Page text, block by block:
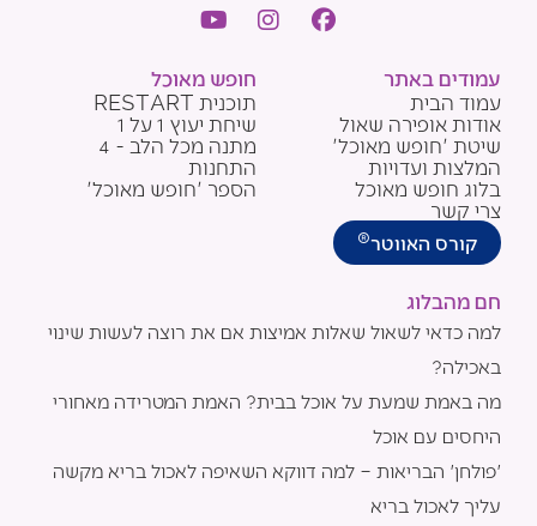
F
I
g
Y
t
u
b
e
עמודים באתר
עמוד הבית
אודות אופירה שאול
שיטת 'חופש מאוכל'
המלצות ועדויות
בלוג חופש מאוכל
צרי קשר
קורס האווטר®
חופש מאוכל
תוכנית RESTART
שיחת יעוץ 1 על 1
מתנה מכל הלב - 4
התחנות
הספר 'חופש מאוכל'
חם מהבלוג
למה כדאי לשאול שאלות אמיצות אם את רוצה לעשות שינוי
באכילה?
מה באמת שמעת על אוכל בבית? האמת המטרידה מאחורי
היחסים עם אוכל
'פולחן' הבריאות – למה דווקא השאיפה לאכול בריא מקשה
עליך לאכול בריא